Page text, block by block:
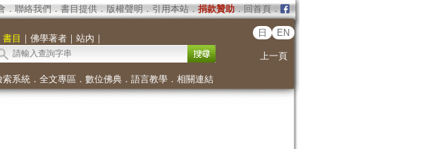
． 聯絡我們 ． 書目提供． 版權聲明 ． 引用本站． 捐款贊助．回首頁．
書目 ｜ 佛學著者｜ 站內 ｜
日 EN
上一頁
索系統． 全文專區 ． 數位佛典． 語言教學． 相關連結